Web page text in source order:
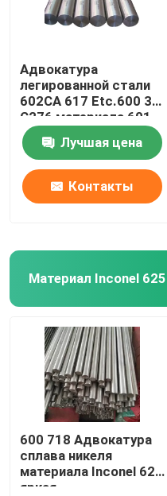
Защелка двери
Адвокатура
легированной стали
602CA 617 Etc.600 30
C276 материала 601
Inconel 600 никеля
Лучшая цена
Контакты
Материал Inconel 625
600 718 Адвокатура
сплава никеля
материала Inconel 625
яркая